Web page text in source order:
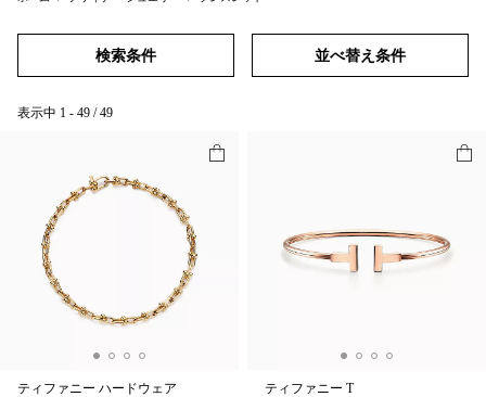
検索条件 並べ替え条件
表示中 1 - 49 / 49
ティファニー ハードウェア
ティファニー T